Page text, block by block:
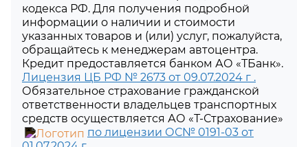
кодекса РФ. Для получения подробной
информации о наличии и стоимости
указанных товаров и (или) услуг, пожалуйста,
обращайтесь к менеджерам автоцентра.
Кредит предоставляется банком АО «ТБанк».
Лицензия ЦБ РФ № 2673 от 09.07.2024 г .
Обязательное страхование гражданской
ответственности владельцев транспортных
средств осуществляется АО «Т-Страхование»
по лицензии ОС№ 0191-03 от